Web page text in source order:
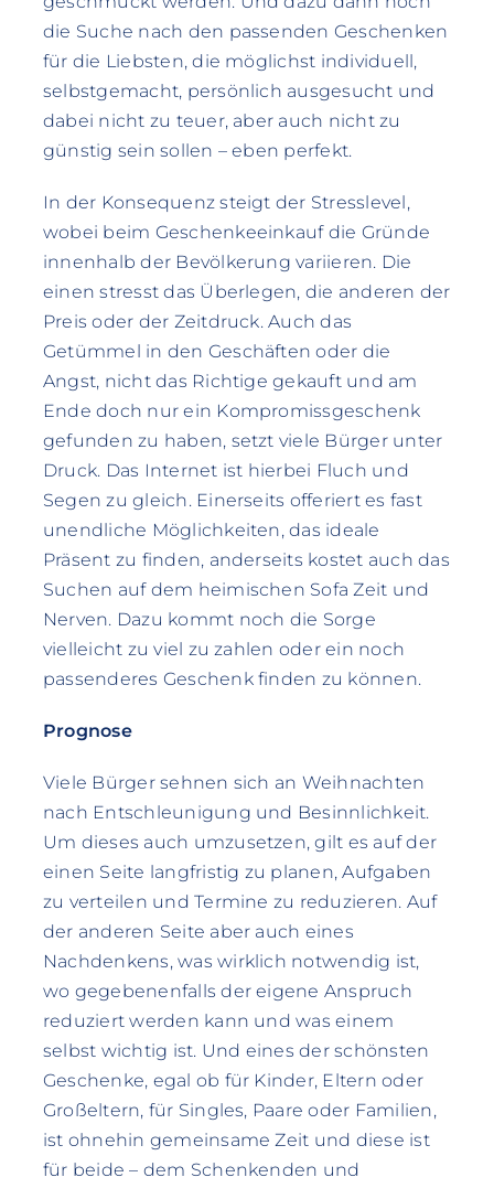
die Suche nach den passenden Geschenken
für die Liebsten, die möglichst individuell,
selbstgemacht, persönlich ausgesucht und
dabei nicht zu teuer, aber auch nicht zu
günstig sein sollen – eben perfekt.
In der Konsequenz steigt der Stresslevel,
wobei beim Geschenkeeinkauf die Gründe
innenhalb der Bevölkerung variieren. Die
einen stresst das Überlegen, die anderen der
Preis oder der Zeitdruck. Auch das
Getümmel in den Geschäften oder die
Angst, nicht das Richtige gekauft und am
Ende doch nur ein Kompromissgeschenk
gefunden zu haben, setzt viele Bürger unter
Druck. Das Internet ist hierbei Fluch und
Segen zu gleich. Einerseits offeriert es fast
unendliche Möglichkeiten, das ideale
Präsent zu finden, anderseits kostet auch das
Suchen auf dem heimischen Sofa Zeit und
Nerven. Dazu kommt noch die Sorge
vielleicht zu viel zu zahlen oder ein noch
passenderes Geschenk finden zu können.
Prognose
Viele Bürger sehnen sich an Weihnachten
nach Entschleunigung und Besinnlichkeit.
Um dieses auch umzusetzen, gilt es auf der
einen Seite langfristig zu planen, Aufgaben
zu verteilen und Termine zu reduzieren. Auf
der anderen Seite aber auch eines
Nachdenkens, was wirklich notwendig ist,
wo gegebenenfalls der eigene Anspruch
reduziert werden kann und was einem
selbst wichtig ist. Und eines der schönsten
Geschenke, egal ob für Kinder, Eltern oder
Großeltern, für Singles, Paare oder Familien,
ist ohnehin gemeinsame Zeit und diese ist
für beide – dem Schenkenden und